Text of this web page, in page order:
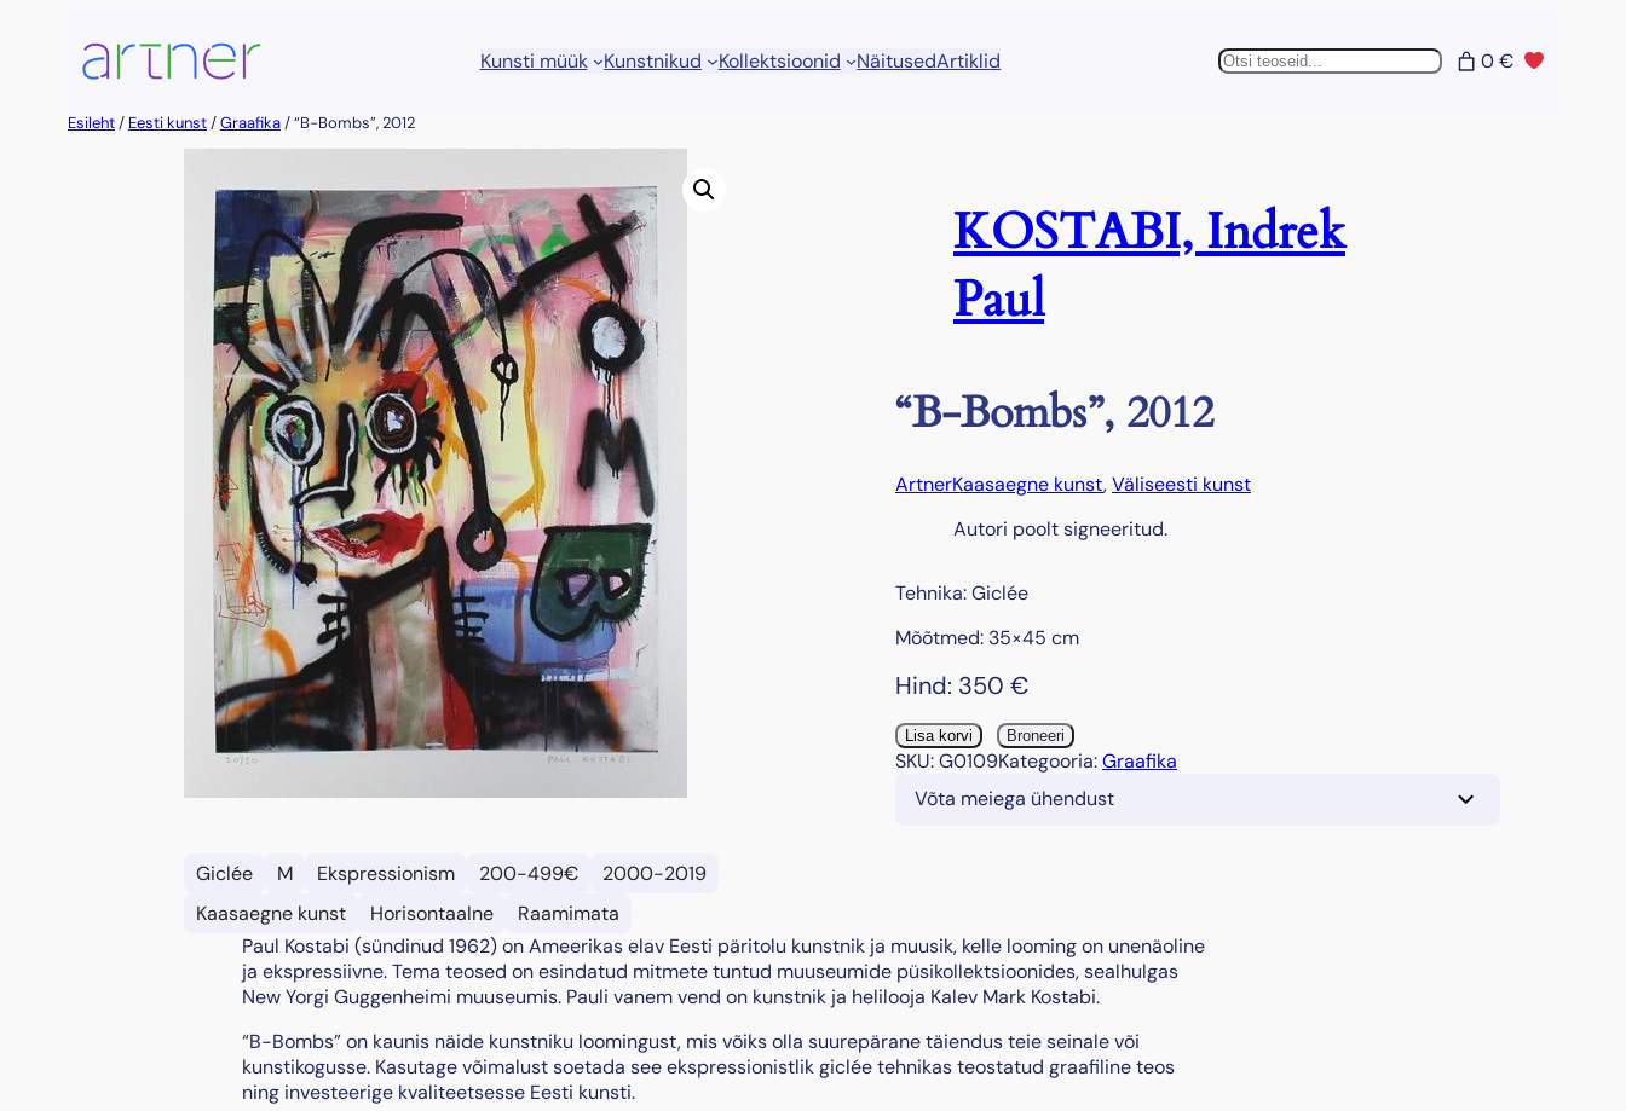
Kunsti müük Kunstnikud Kollektsioonid NäitusedArtiklid Otsing 0 €
Esileht/ Eesti kunst/Graafika/ “B-Bombs”, 2012
Giclée M Ekspressionism 200-499€
2000-2019
Kaasaegne kunst
Horisontaalne Raamimata
KOSTABI, Indrek
Paul
“B-Bombs”, 2012
ArtnerKaasaegne kunst, Väliseesti kunst
Autori poolt signeeritud.
Tehnika: Giclée
Mõõtmed: 35×45 cm
Hind: 350 €
"
B
"
2
0
1
2
Lisa korvi Broneeri
SKU:G0109Kategooria:Graafika
Võta meiega ühendust
Paul Kostabi (sündinud 1962) on Ameerikas elav Eesti päritolu kunstnik ja muusik, kelle looming on unenäoline
ja ekspressiivne. Tema teosed on esindatud mitmete tuntud muuseumide püsikollektsioonides, sealhulgas
New Yorgi Guggenheimi muuseumis. Pauli vanem vend on kunstnik ja helilooja Kalev Mark Kostabi.
“B-Bombs” on kaunis näide kunstniku loomingust, mis võiks olla suurepärane täiendus teie seinale või
kunstikogusse. Kasutage võimalust soetada see ekspressionistlik giclée tehnikas teostatud graafiline teos
ning investeerige kvaliteetsesse Eesti kunsti.